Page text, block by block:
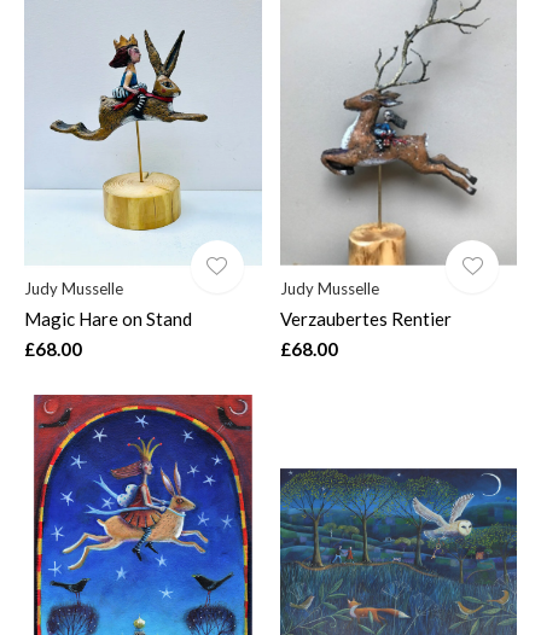
Judy Musselle
Magic Hare on Stand
£68.00
Judy Musselle
Verzaubertes Rentier
£68.00